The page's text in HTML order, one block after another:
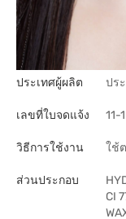
ประเทศผู้ผลิต ปร
เลขที่ใบจดแจ้ง 11-
วิธีการใช้งาน ใช้
ส่วนประกอบ
CI